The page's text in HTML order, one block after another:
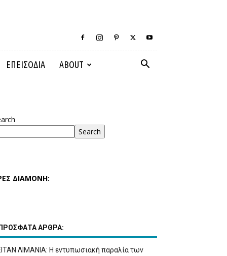
ΕΠΕΙΣΟΔΙΑ ABOUT
Search
ΔΙΑΜΟΝΗ:
ΠΡΟΣΦΑΤΑ ΑΡΘΡΑ:
ΛΙΜΑΝΙΑ: Η εντυπωσιακή παραλία των